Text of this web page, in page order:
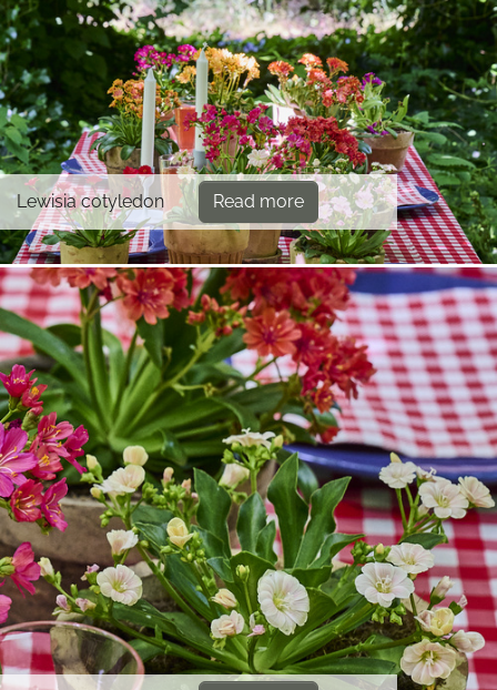
Lewisia cotyledon Read more